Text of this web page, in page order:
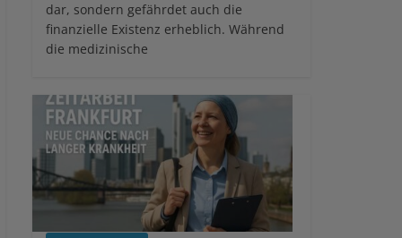
dar, sondern gefährdet auch die
finanzielle Existenz erheblich. Während
die medizinische